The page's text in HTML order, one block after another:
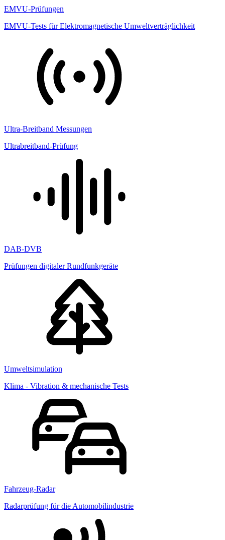
EMVU-Prüfungen
EMVU-Tests für Elektromagnetische Umweltverträglichkeit
Ultra-Breitband Messungen
Ultrabreitband-Prüfung
DAB-DVB
Prüfungen digitaler Rundfunkgeräte
Umweltsimulation
Klima - Vibration & mechanische Tests
Fahrzeug-Radar
Radarprüfung für die Automobilindustrie